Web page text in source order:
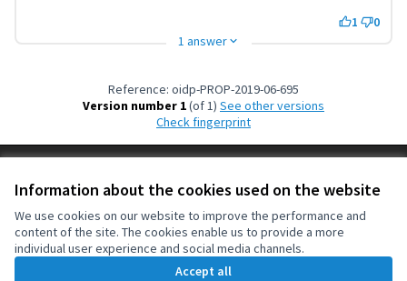
Information about the cookies used on the website
We use cookies on our website to improve the performance and
content of the site. The cookies enable us to provide a more
individual user experience and social media channels.
Accept all
1
0
1 answer
Reference: oidp-PROP-2019-06-695
Version number 1(of 1)
see other versions
Check fingerprint
Cookie settings
(External link)
OIDP at Facebook
(External link)
OIDP at YouTube
(External link)
English
Choose languageChoisir la langueElegir el idioma